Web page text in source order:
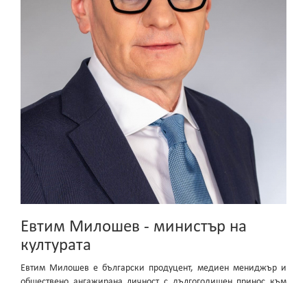
Евтим Милошев - министър на
културата
Евтим Милошев е български продуцент, медиен мениджър и